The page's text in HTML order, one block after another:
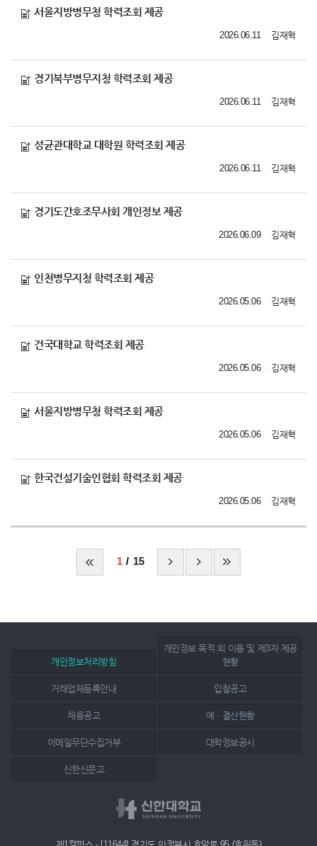
서울지방병무청 학력조회 제공
김재혁
2026.06.11
경기북부병무지청 학력조회 제공
김재혁
2026.06.11
성균관대학교 대학원 학력조회 제공
김재혁
2026.06.11
경기도간호조무사회 개인정보 제공
김재혁
2026.06.09
인천병무지청 학력조회 제공
김재혁
2026.05.06
건국대학교 학력조회 제공
김재혁
2026.05.06
서울지방병무청 학력조회 제공
김재혁
2026.05.06
한국건설기술인협회 학력조회 제공
김재혁
2026.05.06
1 15
개인정보처리방침
개인정보 목적 외 이용 및 제3자 제공
현황
거래업체등록안내 입찰공고
채용공고 예ㆍ결산현황
이메일무단수집거부 대학정보공시
신한신문고
제1캠퍼스 - [11644] 경기도 의정부시 호암로 95 (호원동)